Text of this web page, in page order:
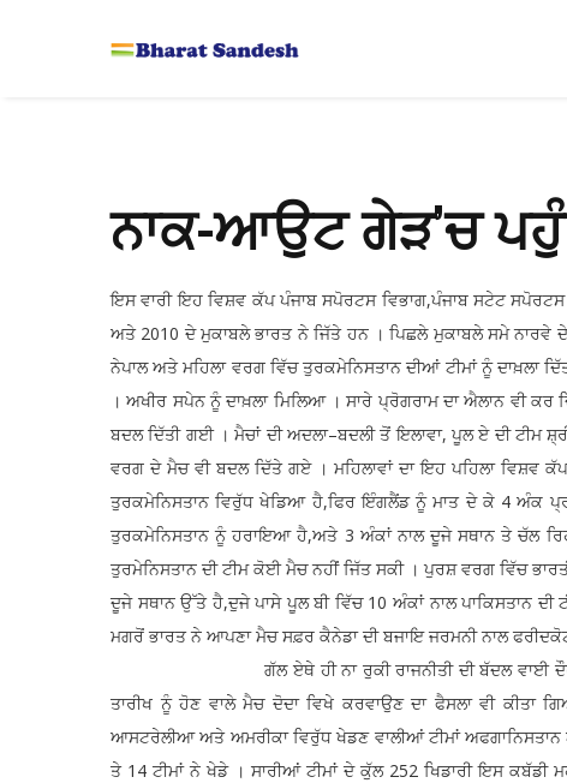
ਨਾਕ-ਆਉਟ ਗੇੜ’ਚ
ਇਸ ਵਾਰੀ ਇਹ ਵਿਸ਼ਵ ਕੱਪ ਪੰਜਾਬ ਸਪੋਰਟਸ ਵਿਭਾਗ,ਪੰਜਾਬ ਸਟੇਟ
ਅਤੇ 2010 ਦੇ ਮੁਕਾਬਲੇ ਭਾਰਤ ਨੇ ਜਿੱਤੇ ਹਨ । ਪਿਛਲੇ ਮੁਕਾਬਲੇ ਸਮੇ
ਨੇਪਾਲ ਅਤੇ ਮਹਿਲਾ ਵਰਗ ਵਿੱਚ ਤੁਰਕਮੇਨਿਸਤਾਨ ਦੀਆਂ ਟੀਮਾਂ ਨੂੰ ਦਾਖ਼ਲਾ
। ਅਖੀਰ ਸਪੇਨ ਨੂੰ ਦਾਖ਼ਲਾ ਮਿਲਿਆ । ਸਾਰੇ ਪ੍ਰੋਗਰਾਮ ਦਾ ਐਲਾਨ ਵੀ
ਬਦਲ ਦਿੱਤੀ ਗਈ । ਮੈਚਾਂ ਦੀ ਅਦਲਾ–ਬਦਲੀ ਤੋਂ ਇਲਾਵਾ, ਪੂਲ ਏ ਦੀ ਟੀਮ
ਵਰਗ ਦੇ ਮੈਚ ਵੀ ਬਦਲ ਦਿੱਤੇ ਗਏ । ਮਹਿਲਾਵਾਂ ਦਾ ਇਹ ਪਹਿਲਾ ਵਿਸ਼ਵ
ਤੁਰਕਮੇਨਿਸਤਾਨ ਵਿਰੁੱਧ ਖੇਡਿਆ ਹੈ,ਫਿਰ ਇੰਗਲੈਂਡ ਨੂੰ ਮਾਤ ਦੇ ਕੇ 4 ਅੰਕ
ਤੁਰਕਮੇਨਿਸਤਾਨ ਨੂੰ ਹਰਾਇਆ ਹੈ,ਅਤੇ 3 ਅੰਕਾਂ ਨਾਲ ਦੂਜੇ ਸਥਾਨ ਤੇ ਚੱਲ
ਤੁਰਮੇਨਿਸਤਾਨ ਦੀ ਟੀਮ ਕੋਈ ਮੈਚ ਨਹੀਂ ਜਿੱਤ ਸਕੀ । ਪੁਰਸ਼ ਵਰਗ ਵਿੱਚ
ਦੂਜੇ ਸਥਾਨ ਉੱਤੇ ਹੈ,ਦੁਜੇ ਪਾਸੇ ਪੂਲ ਬੀ ਵਿੱਚ 10 ਅੰਕਾਂ ਨਾਲ ਪਾਕਿਸਤਾਨ
ਮਗਰੋਂ ਭਾਰਤ ਨੇ ਆਪਣਾ ਮੈਚ ਸਫ਼ਰ ਕੈਨੇਡਾ ਦੀ ਬਜਾਇ ਜਰਮਨੀ ਨਾਲ
ਗੱਲ ਏਥੇ ਹੀ ਨਾ ਰੁਕੀ ਰਾਜਨੀਤੀ ਦੀ ਬੱਦਲ ਵਾਈ ਦੌਰਾਂਨ ਦੋਦਾ
ਤਾਰੀਖ ਨੂੰ ਹੋਣ ਵਾਲੇ ਮੈਚ ਦੋਦਾ ਵਿਖੇ ਕਰਵਾਉਣ ਦਾ ਫੈਸਲਾ ਵੀ
ਆਸਟਰੇਲੀਆ ਅਤੇ ਅਮਰੀਕਾ ਵਿਰੁੱਧ ਖੇਡਣ ਵਾਲੀਆਂ ਟੀਮਾਂ
ਤੇ 14 ਟੀਮਾਂ ਨੇ ਖੇਡੇ । ਸਾਰੀਆਂ ਟੀਮਾਂ ਦੇ ਕੁੱਲ 252 ਖਿਡਾਰੀ ਇਸ